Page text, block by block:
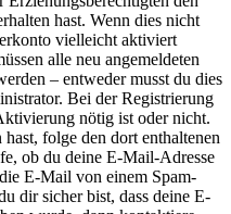
hast. Wenn dies nicht
vielleicht aktiviert
alle neu angemeldeten
– entweder musst du dies
Bei der Registrierung
nötig ist oder nicht.
folge den dort enthaltenen
ob du deine E-Mail-Adresse
E-Mail von einem Spam-
dir sicher bist, dass deine E-